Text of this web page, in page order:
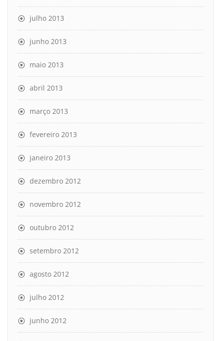
julho 2013
junho 2013
maio 2013
abril 2013
março 2013
fevereiro 2013
janeiro 2013
dezembro 2012
novembro 2012
outubro 2012
setembro 2012
agosto 2012
julho 2012
junho 2012